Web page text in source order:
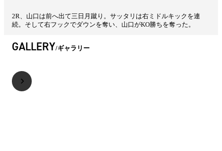
2R、山口は前へ出て三日月蹴り。サッタリは右ミドルキックを連
続。そして右フックでダウンを奪い、山口がKO勝ちを奪った。
GALLERY ギャラリー